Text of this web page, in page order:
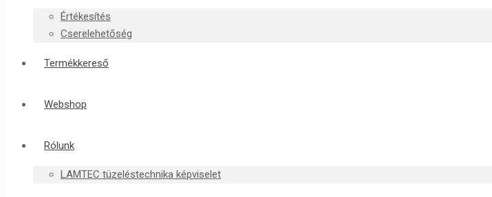
Értékesítés
Cserelehetőség
Termékkereső
Webshop
Rólunk
LAMTEC tüzeléstechnika képviselet